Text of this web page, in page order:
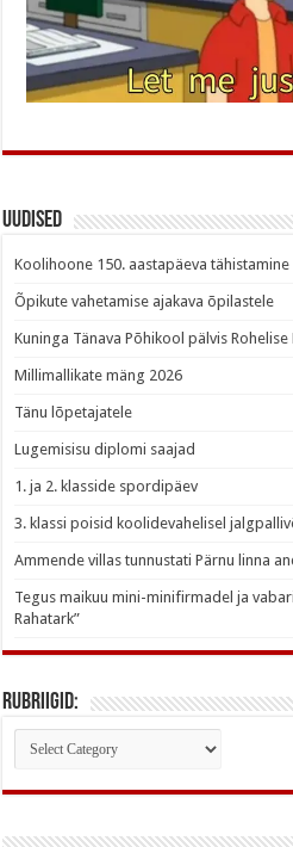
Uudised
Koolihoone 150. aastapäeva tähistamine
Õpikute vahetamise ajakava õpilastele
Kuninga Tänava Põhikool pälvis
Millimallikate mäng 2026
Tänu lõpetajatele
Lugemisisu diplomi saajad
1. ja 2. klasside spordipäev
3. klassi poisid koolidevahelisel
Ammende villas tunnustati Pärnu linna
Tegus maikuu mini-minifirmadel ja
Rahatark”
Rubriigid:
Rubriigid: